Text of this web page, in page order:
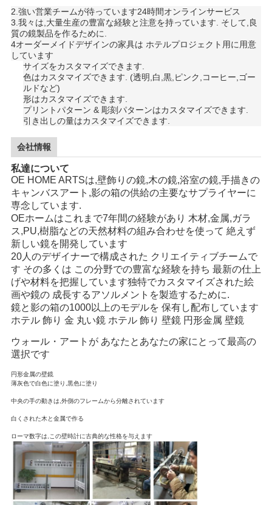
2. 強い営業チームが待っています24時間オンラインサービス
3. 我々は,大量生産の豊富な経験と注意を持っています. そして,良
質の鏡製品を作るために.
4オーダーメイドデザインの家具は ホテルプロジェクト用に用意
しています
サイズをカスタマイズできます.
色はカスタマイズできます. (透明,白,黒,ピンク,コーヒー,ゴー
ルドなど)
形はカスタマイズできます.
プリントパターン & 彫刻パターンはカスタマイズできます.
引き出しの量はカスタマイズできます.
会社情報
私達について
OE HOME ARTSは,壁飾りの鏡,木の鏡,浴室の鏡,手描きの
キャンバスアート,影の箱の供給の主要なサプライヤーに
専念しています.
OEホームはこれまで7年間の経験があり 木材,金属,ガラ
ス,PU,樹脂などの天然材料の組み合わせを使って 絶えず
新しい鏡を開発しています
20人のデザイナーで構成された クリエイティブチームで
す その多くは この分野での豊富な経験を持ち 最新の仕上
げや材料を把握しています独特でカスタマイズされた絵
画や鏡の 成長するアソルメントを製造するために.
鏡と影の箱の1000以上のモデルを 保有し配布しています
ホテル 飾り 金 丸い鏡 ホテル 飾り 壁鏡 円形金属 壁鏡
ウォール・アートが あなたとあなたの家にとって最高の
選択です
円形金属の壁鏡
薄灰色で白色に塗り,黒色に塗り
中央の手の動きは,外側のフレームから分離されています
白くされた木と金属で作る
ローマ数字は,この壁時計に古典的な性格を与えます